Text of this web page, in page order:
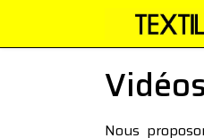
Nous